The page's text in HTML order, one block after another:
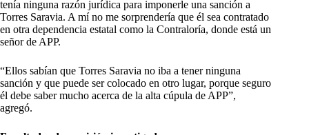
tenía ninguna razón jurídica para imponerle una sanción a
Torres Saravia. A mí no me sorprendería que él sea contratado
en otra dependencia estatal como la Contraloría, donde está un
señor de APP.
“Ellos sabían que Torres Saravia no iba a tener ninguna
sanción y que puede ser colocado en otro lugar, porque seguro
él debe saber mucho acerca de la alta cúpula de APP”,
agregó.